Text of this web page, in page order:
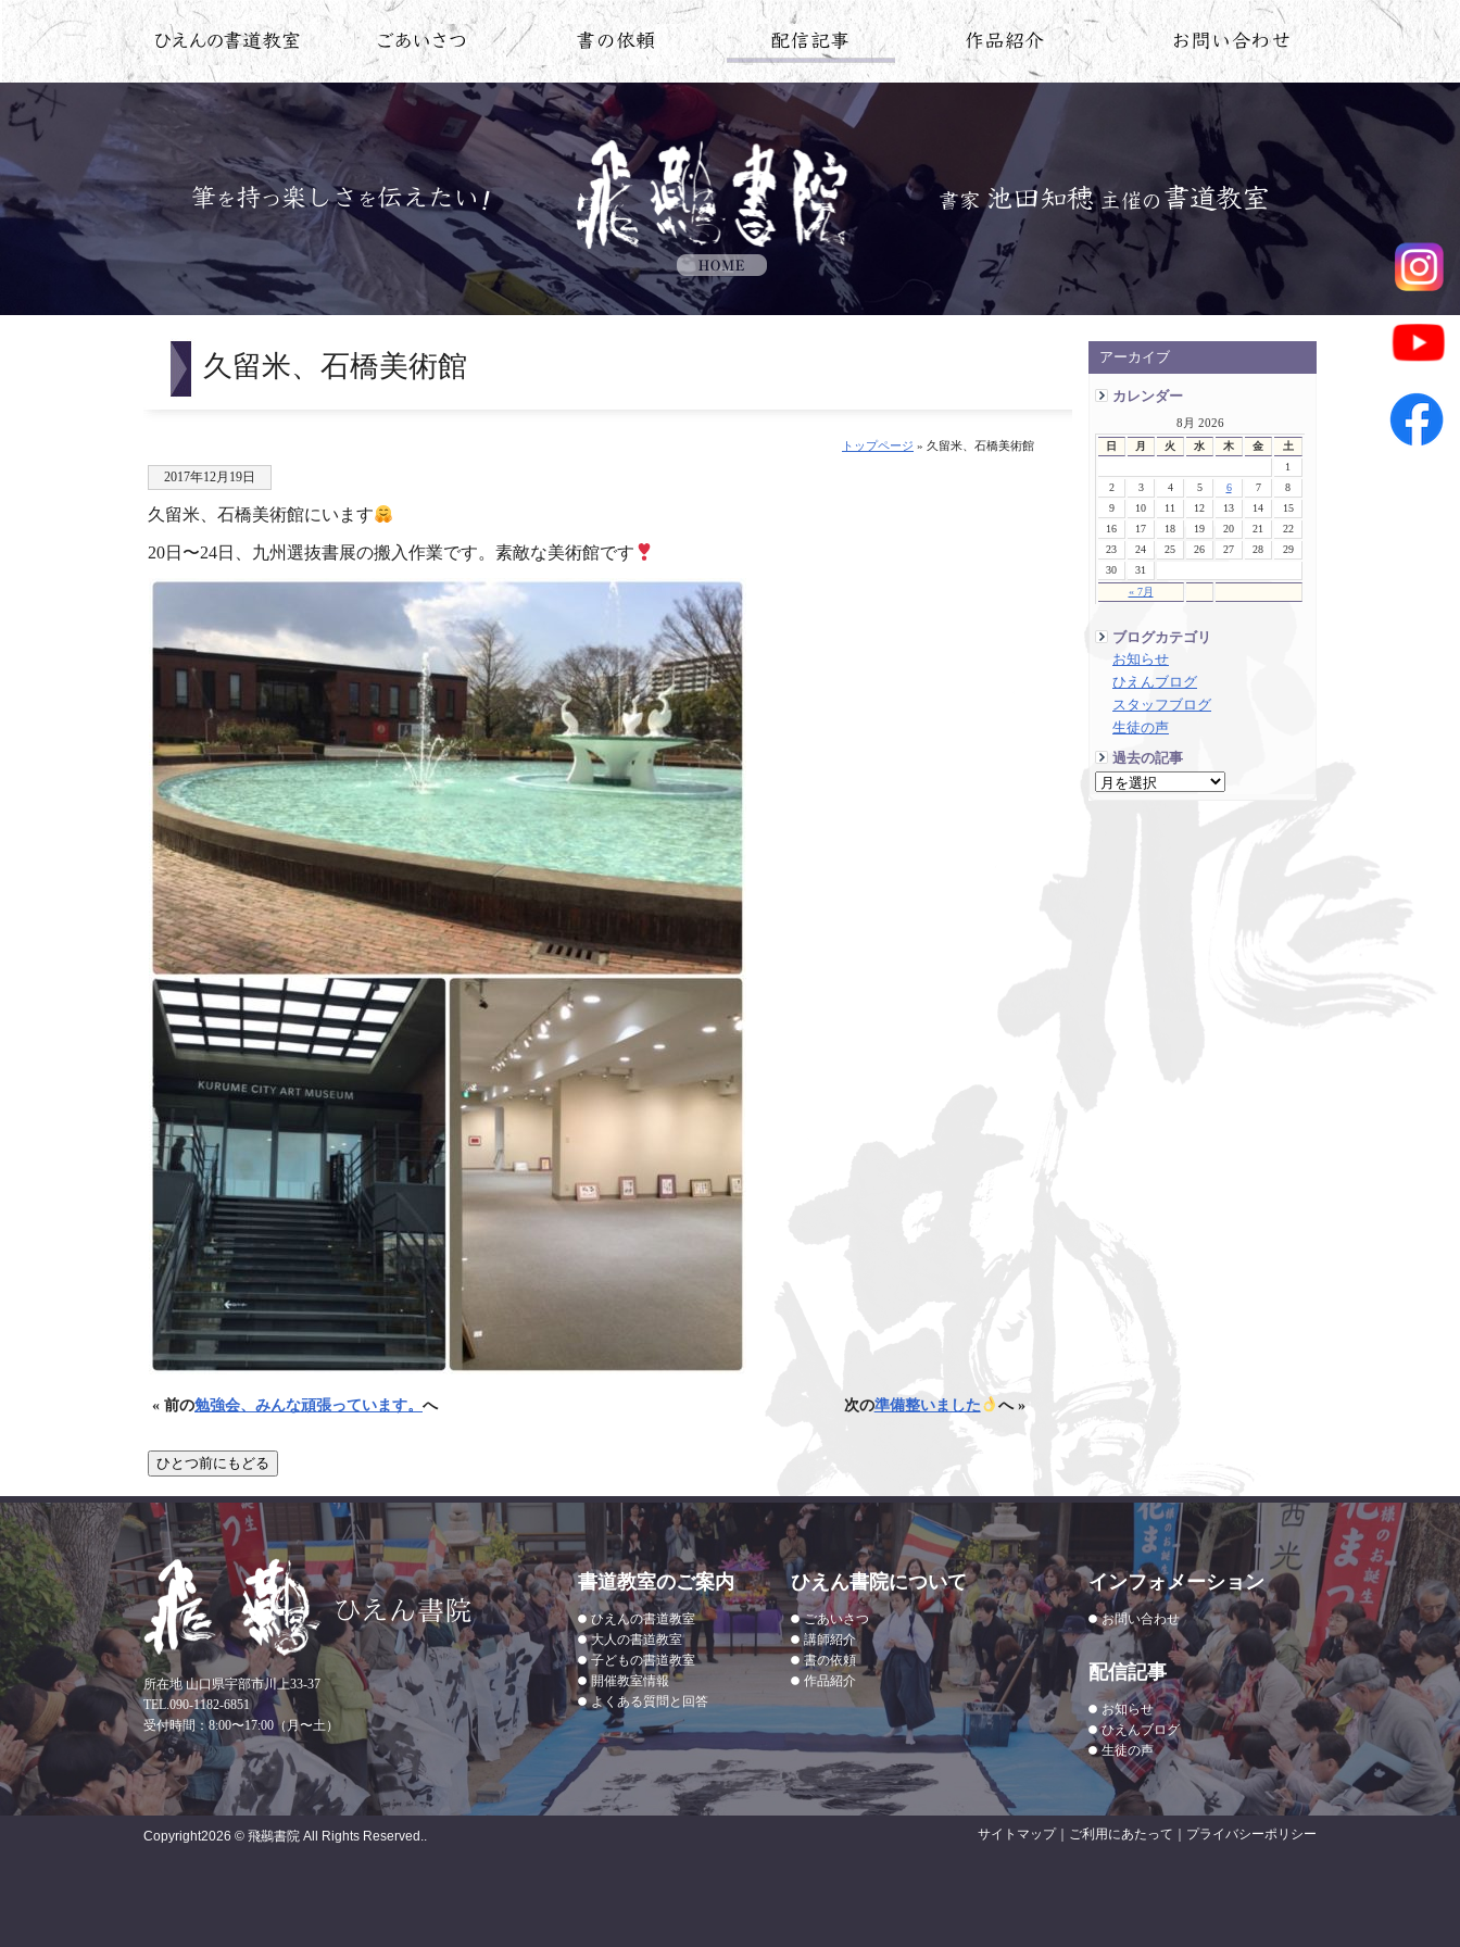
アーカイブ
カレンダー
8月 2026
日 月 火 水 木 金 土
« 7月
1
2
3 4 5 6 7
8
9
10 11 12 13 14
15
16
17 18 19 20 21
22
23
24 25 26 27 28
29
30
31
ブログカテゴリ
お知らせ
ひえんブログ
スタッフブログ
生徒の声
過去の記事
久留米、石橋美術館
トップページ » 久留米、石橋美術館
2017年12月19日
久留米、石橋美術館にいます
20日〜24日、九州選抜書展の搬入作業です。素敵な美術館です
« 前の勉強会、みんな頑張っています。 へ 次の準備整いました へ »
所在地 山口県宇部市川上33-37
TEL.090-1182-6851
受付時間：8:00〜17:00（月〜土）
書道教室のご案内
ひえんの書道教室
大人の書道教室
子どもの書道教室
開催教室情報
よくある質問と回答
ひえん書院について
ごあいさつ
講師紹介
書の依頼
作品紹介
インフォメーション
お問い合わせ
配信記事
お知らせ
ひえんブログ
生徒の声
Copyright2026 © 飛䴏書院 All Rights Reserved.. サイトマップ｜ ご利用にあたって プライバシーポリシー